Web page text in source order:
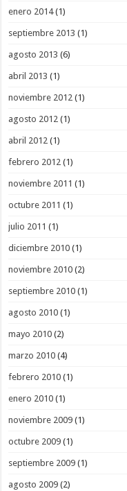
enero 2014(1)
septiembre 2013 (1)
agosto 2013 (6)
abril 2013 (1)
noviembre 2012 (1)
agosto 2012 (1)
abril 2012 (1)
febrero 2012 (1)
noviembre 2011 (1)
octubre 2011 (1)
julio 2011 (1)
diciembre 2010 (1)
noviembre 2010 (2)
septiembre 2010 (1)
agosto 2010 (1)
mayo 2010 (2)
marzo 2010 (4)
febrero 2010 (1)
enero 2010 (1)
noviembre 2009 (1)
octubre 2009 (1)
septiembre 2009 (1)
agosto 2009 (2)